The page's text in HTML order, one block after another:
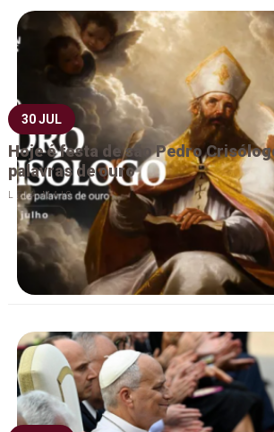
30 JUL
Hoje é festa de são Pedro
palavras de ouro
LEIA MAIS